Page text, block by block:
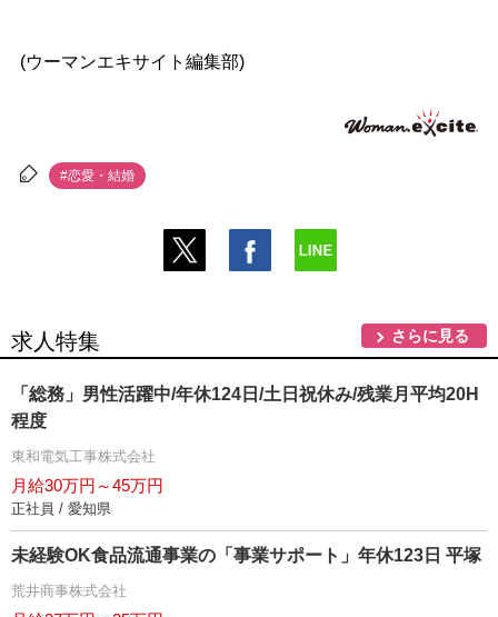
(ウーマンエキサイト編集部)
#恋愛・結婚
求人特集 さらに見る
「総務」男性活躍中/年休124日/土日祝休み/残業月平均20H
程度
東和電気工事株式会社
月給30万円～45万円
正社員 / 愛知県
未経験OK食品流通事業の「事業サポート」年休123日 平塚
荒井商事株式会社